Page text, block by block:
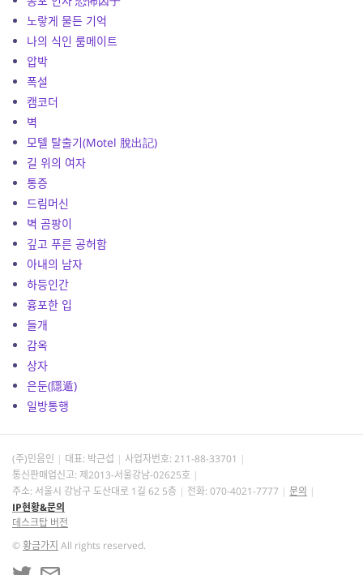
노랗게 물든 기억
나의 식인 룸메이트
압박
폭설
캠코더
벽
모텔 탈출기(Motel 脫出記)
길 위의 여자
통증
드림머신
벽 곰팡이
깊고 푸른 공허함
아내의 남자
하등인간
흉포한 입
들개
감옥
상자
은둔(隱遁)
일방통행
(주)민음인 대표: 박근섭 사업자번호: 211-88-33701
통신판매업신고: 제2013-서울강남-02625호
주소: 서울시 강남구 도산대로 1길 62 5층
전화: 070-4021-7777
문의
IP현황&문의
데스크탑 버전
©황금가지 All rights reserved.